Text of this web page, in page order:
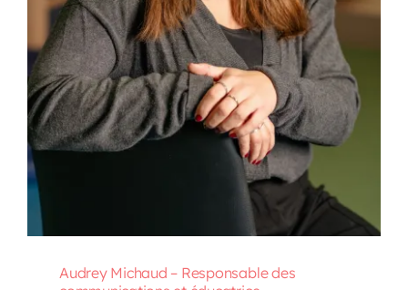
Audrey Michaud – Responsable des